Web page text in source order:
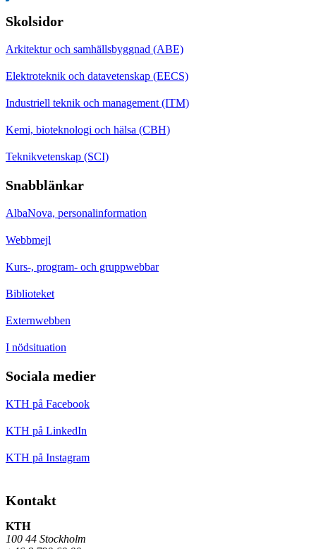
Skolsidor
Arkitektur och samhällsbyggnad (ABE)
Elektroteknik och datavetenskap (EECS)
Industriell teknik och management (ITM)
Kemi, bioteknologi och hälsa (CBH)
Teknikvetenskap (SCI)
Snabblänkar
AlbaNova, personalinformation
Webbmejl
Kurs-, program- och gruppwebbar
Biblioteket
Externwebben
I nödsituation
Sociala medier
KTH på Facebook
KTH på LinkedIn
KTH på Instagram
Kontakt
KTH
100 44 Stockholm